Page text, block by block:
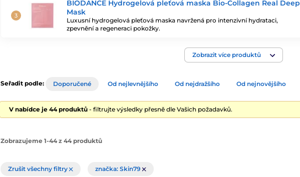
BIODANCE Hydrogelová pleťová maska Bio-Collagen Real Deep
Mask
Luxusní hydrogelová pleťová maska navržená pro intenzivní hydrataci,
zpevnění a regeneraci pokožky.
Zobrazit více produktů
Seřadit podle: Doporučené Od nejlevnějšího Od nejdražšího Od nejnovějšího
V nabídce je 44 produktů - filtrujte výsledky přesně dle Vašich požadavků.
Zobrazujeme 1-44 z 44 produktů
Zrušit všechny filtry značka: Skin79